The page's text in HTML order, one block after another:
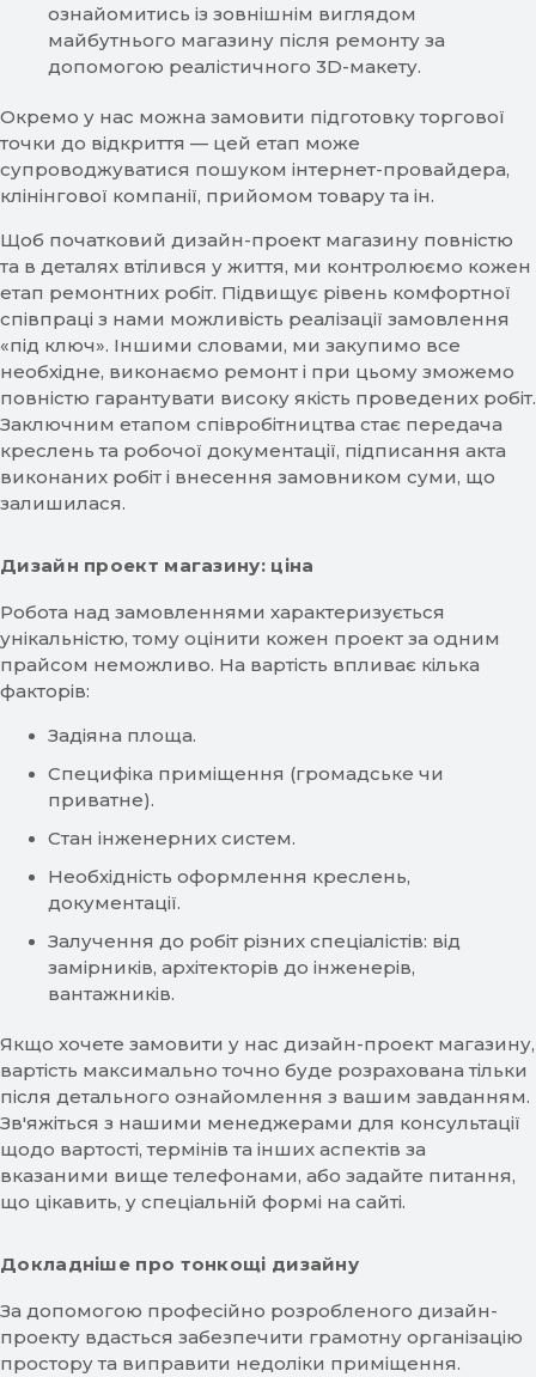
ознайомитись із зовнішнім виглядом
майбутнього магазину після ремонту за
допомогою реалістичного 3D-макету.
Окремо у нас можна замовити підготовку торгової
точки до відкриття — цей етап може
супроводжуватися пошуком інтернет-провайдера,
клінінгової компанії, прийомом товару та ін.
Щоб початковий дизайн-проект магазину повністю
та в деталях втілився у життя, ми контролюємо кожен
етап ремонтних робіт. Підвищує рівень комфортної
співпраці з нами можливість реалізації замовлення
«під ключ». Іншими словами, ми закупимо все
необхідне, виконаємо ремонт і при цьому зможемо
повністю гарантувати високу якість проведених робіт.
Заключним етапом співробітництва стає передача
креслень та робочої документації, підписання акта
виконаних робіт і внесення замовником суми, що
залишилася.
Дизайн проект магазину: ціна
Робота над замовленнями характеризується
унікальністю, тому оцінити кожен проект за одним
прайсом неможливо. На вартість впливає кілька
факторів:
Задіяна площа.
Специфіка приміщення (громадське чи
приватне).
Стан інженерних систем.
Необхідність оформлення креслень,
документації.
Залучення до робіт різних спеціалістів: від
замірників, архітекторів до інженерів,
вантажників.
Якщо хочете замовити у нас дизайн-проект магазину,
вартість максимально точно буде розрахована тільки
після детального ознайомлення з вашим завданням.
Зв'яжіться з нашими менеджерами для консультації
щодо вартості, термінів та інших аспектів за
вказаними вище телефонами, або задайте питання,
що цікавить, у спеціальній формі на сайті.
Докладніше про тонкощі дизайну
За допомогою професійно розробленого дизайн-
проекту вдасться забезпечити грамотну організацію
простору та виправити недоліки приміщення.